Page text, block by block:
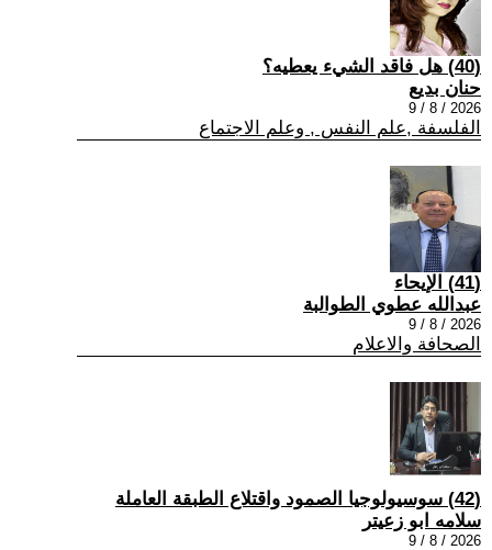
(40) هل فاقد الشيء يعطيه؟
حنان بديع
2026 / 8 / 9
الفلسفة ,علم النفس , وعلم الاجتماع
(41) الإيحاء
عبدالله عطوي الطوالبة
2026 / 8 / 9
الصحافة والاعلام
(42) سوسيولوجيا الصمود واقتلاع الطبقة العاملة
سلامه ابو زعيتر
2026 / 8 / 9